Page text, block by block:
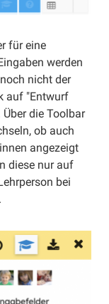
für eine
werden
nicht der
auf "Entwurf
die Toolbar
ob auch
angezeigt
diese nur auf
bei